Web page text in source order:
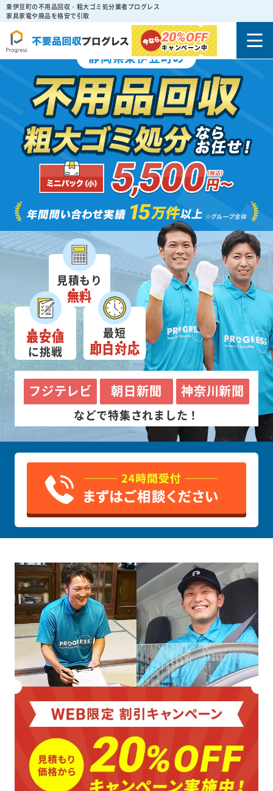
東伊豆町の不用品回収・粗大ゴミ処分業者プログレス
家具家電や廃品を格安で引取
20%OFF
キャンペーン中
静岡県東伊豆町の
見積もり
無料
最安値
に挑戦
最短
即日対応
フジテレビ 朝日新聞 神奈川新聞
などで特集されました！